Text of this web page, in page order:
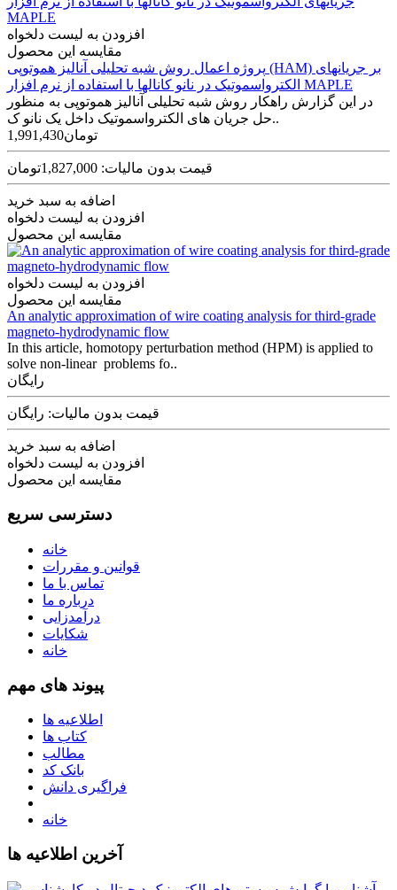
افزودن به لیست دلخواه
مقایسه این محصول
پروژه اعمال روش شبه تحلیلی آنالیز هموتوپی (HAM) بر جریانهای
الکترواسموتیک در نانو کانالها با استفاده از نرم افزار MAPLE
در اين گزارش راهكار روش شبه تحلیلی آنالیز هموتوپی به منظور
حل جریان های الکترواسموتیک داخل یک نانو ک..
1,991,430تومان
قیمت بدون مالیات: 1,827,000تومان
اضافه به سبد خرید
افزودن به لیست دلخواه
مقایسه این محصول
افزودن به لیست دلخواه
مقایسه این محصول
An analytic approximation of wire coating analysis for third-grade
magneto-hydrodynamic flow
In this article, homotopy perturbation method (HPM) is applied to
solve non-linear problems fo..
رایگان
قیمت بدون مالیات: رایگان
اضافه به سبد خرید
افزودن به لیست دلخواه
مقایسه این محصول
دسترسی سریع
خانه
قوانین و مقررات
تماس با ما
درباره ما
درآمدزایی
شکایات
خانه
پیوند های مهم
اطلاعیه ها
کتاب ها
مطالب
بانک کد
فراگیری دانش
خانه
آخرین اطلاعیه ها